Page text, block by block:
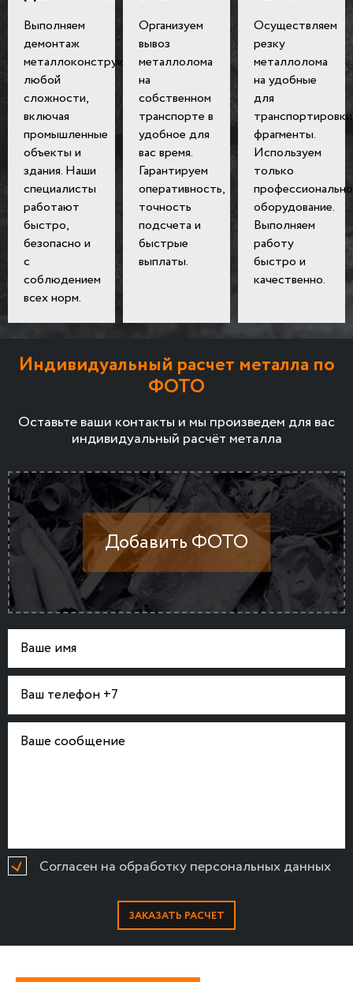
Выполняем
демонтаж
металлоконструкций
любой
сложности,
включая
промышленные
объекты и
здания. Наши
специалисты
работают
быстро,
безопасно и
с
соблюдением
всех норм.
Организуем
вывоз
металлолома
на
собственном
транспорте в
удобное для
вас время.
Гарантируем
оперативность,
точность
подсчета и
быстрые
выплаты.
Осуществляем
резку
металлолома
на удобные
для
транспортировки
фрагменты.
Используем
только
оборудование.
Выполняем
работу
быстро и
качественно.
Индивидуальный расчет металла по
ФОТО
Оставьте ваши контакты и мы произведем для вас
индивидуальный расчёт металла
Согласен на обработку персональных данных